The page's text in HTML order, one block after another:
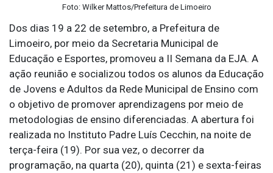
Foto: Wilker Mattos/Prefeitura de Limoeiro
Dos dias 19 a 22 de setembro, a Prefeitura de
Limoeiro, por meio da Secretaria Municipal de
Educação e Esportes, promoveu a II Semana da EJA. A
ação reunião e socializou todos os alunos da Educação
de Jovens e Adultos da Rede Municipal de Ensino com
o objetivo de promover aprendizagens por meio de
metodologias de ensino diferenciadas. A abertura foi
realizada no Instituto Padre Luís Cecchin, na noite de
terça-feira (19). Por sua vez, o decorrer da
programação, na quarta (20), quinta (21) e sexta-feiras